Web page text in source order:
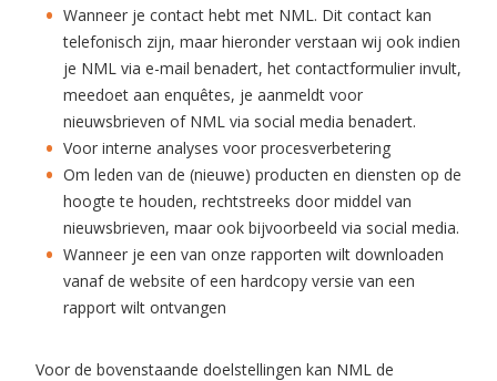
Wanneer je contact hebt met NML. Dit contact kan
telefonisch zijn, maar hieronder verstaan wij ook indien
je NML via e-mail benadert, het contactformulier invult,
meedoet aan enquêtes, je aanmeldt voor
nieuwsbrieven of NML via social media benadert.
Voor interne analyses voor procesverbetering
Om leden van de (nieuwe) producten en diensten op de
hoogte te houden, rechtstreeks door middel van
nieuwsbrieven, maar ook bijvoorbeeld via social media.
Wanneer je een van onze rapporten wilt downloaden
vanaf de website of een hardcopy versie van een
rapport wilt ontvangen
Voor de bovenstaande doelstellingen kan NML de